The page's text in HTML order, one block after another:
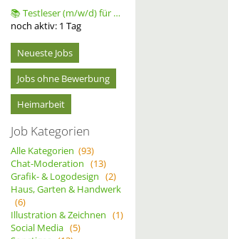
📚 Testleser (m/w/d) für Bücher gesucht – langfristige Zusammenarbeit
noch aktiv: 1 Tag
Neueste Jobs
Jobs ohne Bewerbung
Heimarbeit
Job Kategorien
Alle Kategorien (93)
Chat-Moderation (13)
Grafik- & Logodesign (2)
Haus, Garten & Handwerk
(6)
Illustration & Zeichnen (1)
Social Media (5)